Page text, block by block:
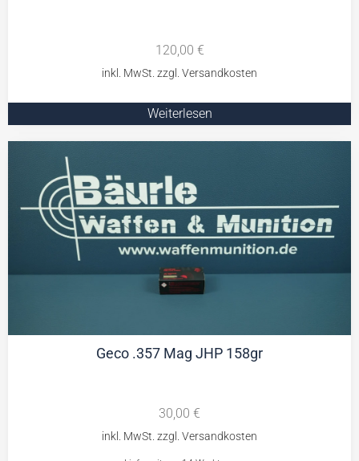
120,00 €
Weiterlesen
Geco .357 Mag JHP 158gr
30,00 €